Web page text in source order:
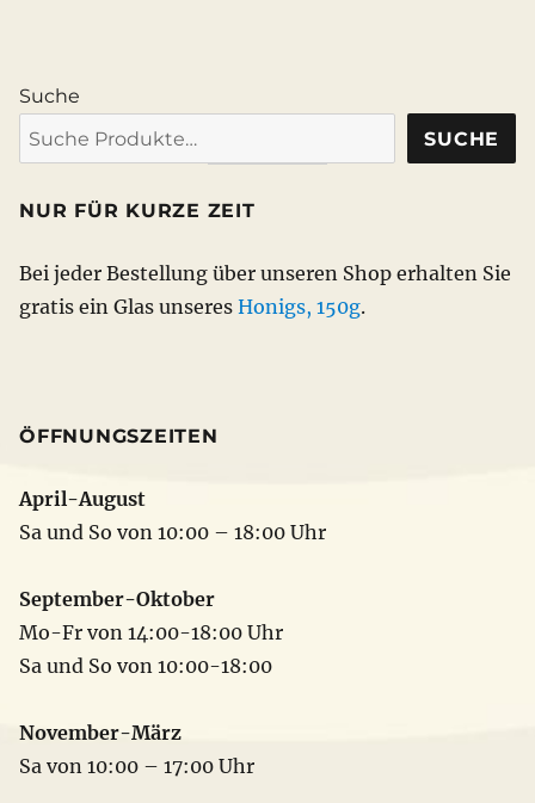
Suche
SUCHE
NUR FÜR KURZE ZEIT
Bei jeder Bestellung über unseren Shop erhalten Sie
gratis ein Glas unseres Honigs, 150g.
ÖFFNUNGSZEITEN
April-August
Sa und So von 10:00 – 18:00 Uhr
September-Oktober
Mo-Fr von 14:00-18:00 Uhr
Sa und So von 10:00-18:00
November-März
Sa von 10:00 – 17:00 Uhr